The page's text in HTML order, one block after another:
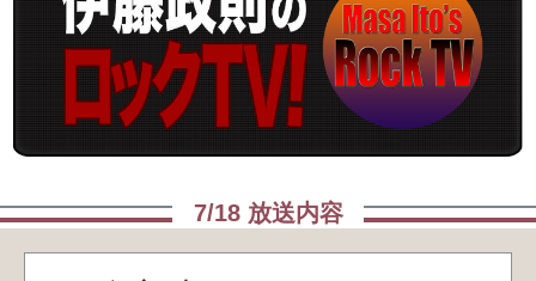
本日発売 [2026.7.17] StormHammer,Tesla
[2026.7.16] Stryper
[2026.7.13] Stryper
7/18 放送内容